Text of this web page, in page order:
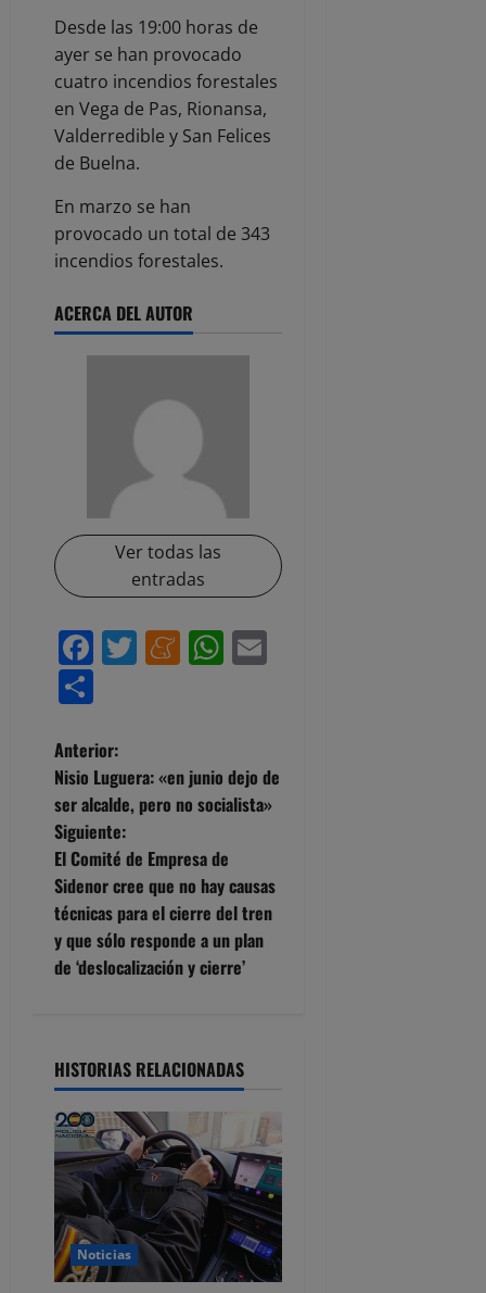
Desde las 19:00 horas de
ayer se han provocado
cuatro incendios forestales
en Vega de Pas, Rionansa,
Valderredible y San Felices
de Buelna.
En marzo se han
provocado un total de 343
incendios forestales.
ACERCA DEL AUTOR
Ver todas las
entradas
Facebook
Twitter
Meneame
WhatsApp
N
a
v
e
g
a
i
ó
n
d
e
Anterior:
Nisio Luguera: «en junio dejo de
ser alcalde, pero no socialista»
Siguiente:
El Comité de Empresa de
Sidenor cree que no hay causas
técnicas para el cierre del tren
y que sólo responde a un plan
de ‘deslocalización y cierre’
HISTORIAS RELACIONADAS
Noticias